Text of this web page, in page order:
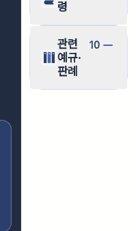
령
관련
예규·
판례
10